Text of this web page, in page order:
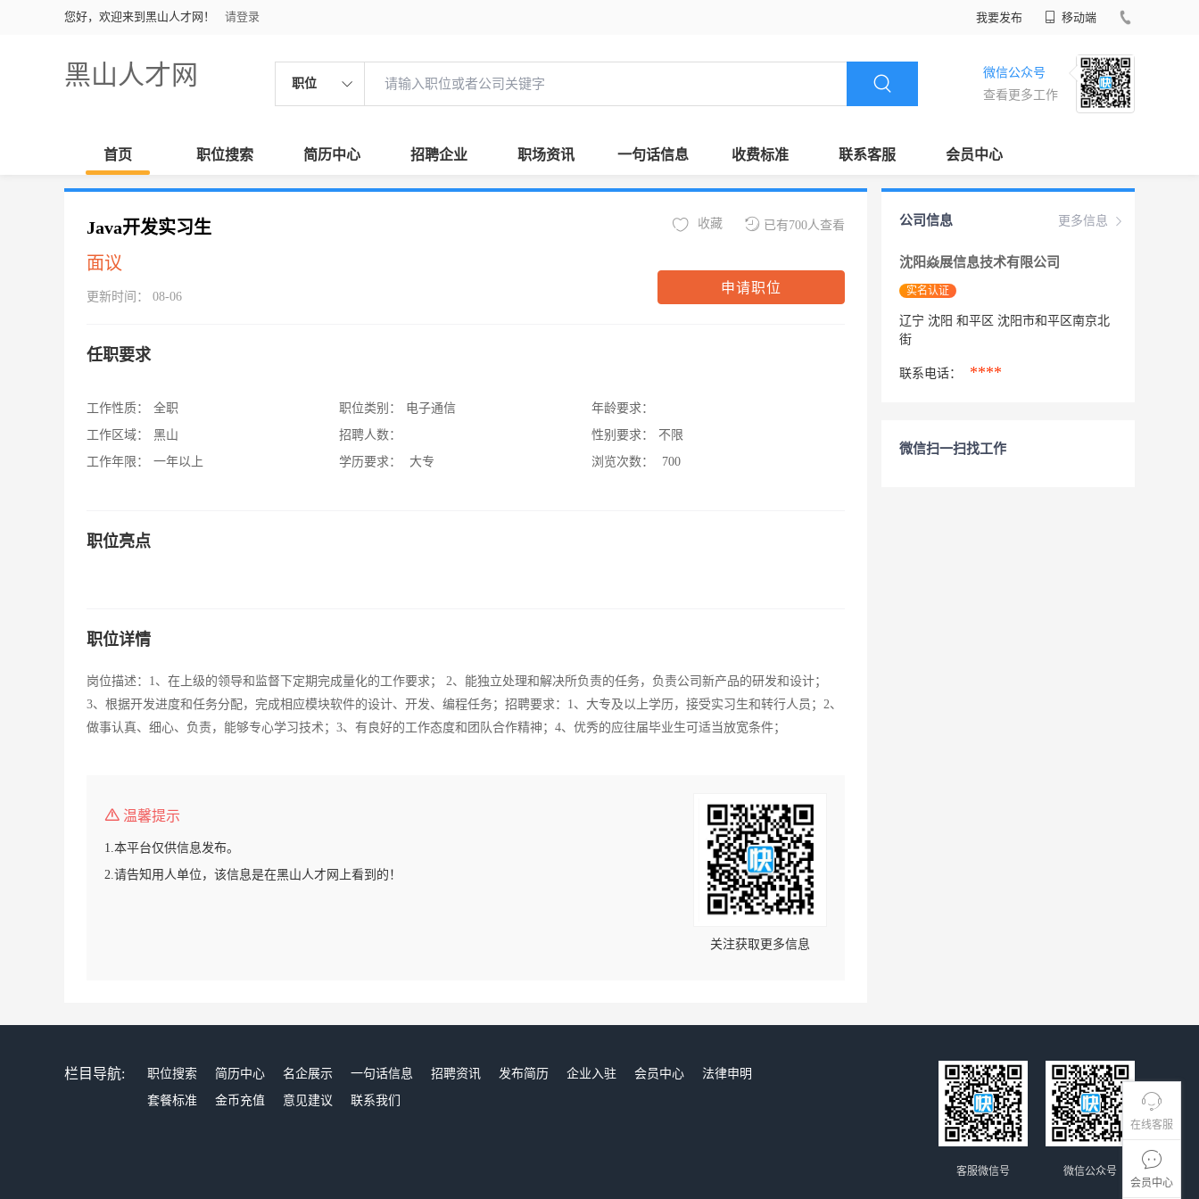
您好，欢迎来到黑山人才网！ 请登录 我要发布 移动端
黑山人才网 职位
微信公众号
查看更多工作
首页 职位搜索 简历中心 招聘企业 职场资讯 一句话信息 收费标准 联系客服 会员中心
在线客服
会员中心
Java开发实习生
面议
更新时间： 08-06
已有700人查看
收藏
申请职位
任职要求
工作性质：
全职
工作区域：
黑山
工作年限：
一年以上
职位类别：
电子通信
招聘人数：
学历要求：
大专
年龄要求：
性别要求：
不限
浏览次数：
700
职位亮点
职位详情
岗位描述：1、在上级的领导和监督下定期完成量化的工作要求； 2、能独立处理和解决所负责的任务，负责公司新产品的研发和设计；
3、根据开发进度和任务分配，完成相应模块软件的设计、开发、编程任务；招聘要求：1、大专及以上学历，接受实习生和转行人员；2、
做事认真、细心、负责，能够专心学习技术；3、有良好的工作态度和团队合作精神；4、优秀的应往届毕业生可适当放宽条件；
温馨提示
1.本平台仅供信息发布。
2.请告知用人单位，该信息是在黑山人才网上看到的！
关注获取更多信息
更多信息
公司信息
沈阳焱展信息技术有限公司
实名认证
辽宁 沈阳 和平区 沈阳市和平区南京北
街
联系电话： ****
微信扫一扫找工作
栏目导航: 职位搜索 简历中心 名企展示 一句话信息 招聘资讯 发布简历 企业入驻 会员中心
法律申明
套餐标准
金币充值 意见建议 联系我们
微信公众号
客服微信号